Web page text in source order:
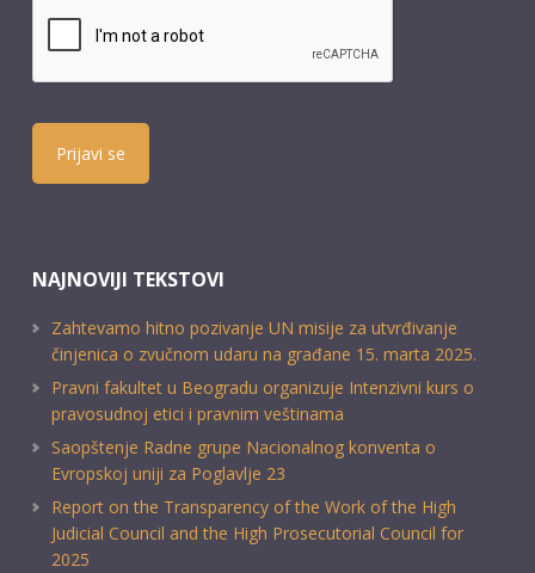
Prijavi se
NAJNOVIJI TEKSTOVI
Zahtevamo hitno pozivanje UN misije za utvrđivanje
činjenica o zvučnom udaru na građane 15. marta 2025.
Pravni fakultet u Beogradu organizuje Intenzivni kurs o
pravosudnoj etici i pravnim veštinama
Saopštenje Radne grupe Nacionalnog konventa o
Evropskoj uniji za Poglavlje 23
Report on the Transparency of the Work of the High
Judicial Council and the High Prosecutorial Council for
2025